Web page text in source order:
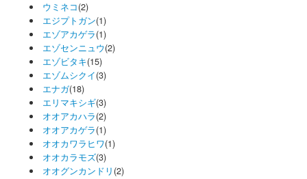
ウミネコ(2)
エジプトガン(1)
エゾアカゲラ(1)
エゾセンニュウ(2)
エゾビタキ(15)
エゾムシクイ(3)
エナガ(18)
エリマキシギ(3)
オオアカハラ(2)
オオアカゲラ(1)
オオカワラヒワ(1)
オオカラモズ(3)
オオグンカンドリ (2)